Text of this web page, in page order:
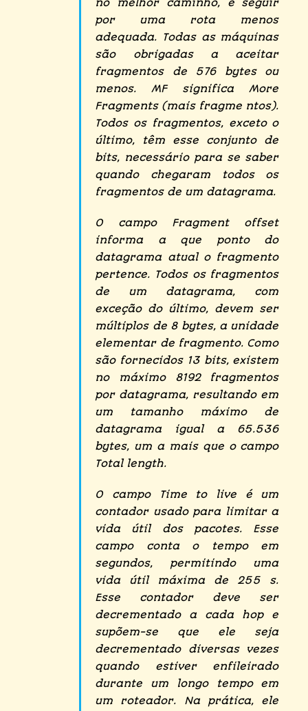
no melhor caminho, e seguir
por uma rota menos
adequada. Todas as máquinas
são obrigadas a aceitar
fragmentos de 576 bytes ou
menos. MF significa More
Fragments (mais fragme ntos).
Todos os fragmentos, exceto o
último, têm esse conjunto de
bits, necessário para se saber
quando chegaram todos os
fragmentos de um datagrama.
O campo Fragment offset
informa a que ponto do
datagrama atual o fragmento
pertence. Todos os fragmentos
de um datagrama, com
exceção do último, devem ser
múltiplos de 8 bytes, a unidade
elementar de fragmento. Como
são fornecidos 13 bits, existem
no máximo 8192 fragmentos
por datagrama, resultando em
um tamanho máximo de
datagrama igual a 65.536
bytes, um a mais que o campo
Total length.
O campo Time to live é um
contador usado para limitar a
vida útil dos pacotes. Esse
campo conta o tempo em
segundos, permitindo uma
vida útil máxima de 255 s.
Esse contador deve ser
decrementado a cada hop e
supõem-se que ele seja
decrementado diversas vezes
quando estiver enfileirado
durante um longo tempo em
um roteador. Na prática, ele